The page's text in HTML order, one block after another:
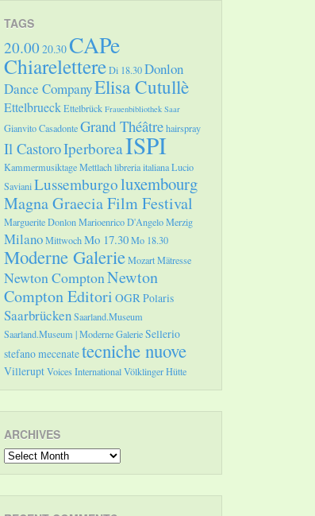
TAGS
20.00 20.30CAPe
ChiarelettereDi 18.30Donlon
Dance CompanyElisa Cutullè
EttelbrueckEttelbrück Frauenbibliothek Saar
Gianvito CasadonteGrand Théâtrehairspray
Il CastoroIperboreaISPI
Kammermusiktage Mettlachlibreria italianaLucio
SavianiLussemburgoluxembourg
Magna Graecia Film Festival
Marguerite DonlonMarioenrico D'AngeloMerzig
MilanoMittwochMo 17.30Mo 18.30
Moderne GalerieMozartMätresse
Newton ComptonNewton
Compton Editori OGRPolaris
SaarbrückenSaarland.Museum
Saarland.Museum | Moderne GalerieSellerio
stefano mecenatetecniche nuove
VilleruptVoices InternationalVölklinger Hütte
ARCHIVES
Archives